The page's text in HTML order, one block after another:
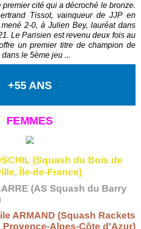
cité qui a décroché le bronze.
Tissot, vainqueur de JJP en
2-0, à Julien Bey, lauréat dans
Le Parisien est revenu deux fois au
un premier titre de champion de
le 5ème jeu ...
+55 ANS
FEMMES
(Squash du Bois de
Île-de-France)
(AS Squash du Barry
ARMAND (Squash Rackets
Provence-Alpes-Côte d'Azur)